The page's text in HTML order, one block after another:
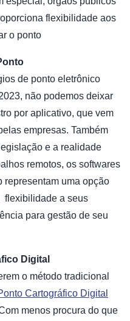
flexibilidade aos
o ponto
de ponto eletrônico
não podemos deixar
por aplicativo, que vem
empresas. Também
e a realidade
remotos, os softwares
representam uma opção
flexibilidade a seus
para gestão de seu
Digital
o método tradicional
Cartográfico Digital
menos procura do que